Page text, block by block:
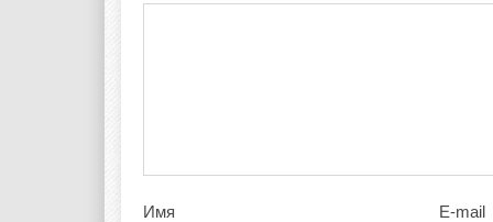
Имя E-mail